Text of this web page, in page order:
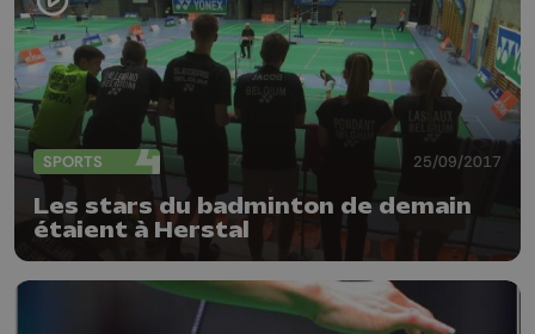
SPORTS 25/09/2017
Les stars du badminton de demain
étaient à Herstal